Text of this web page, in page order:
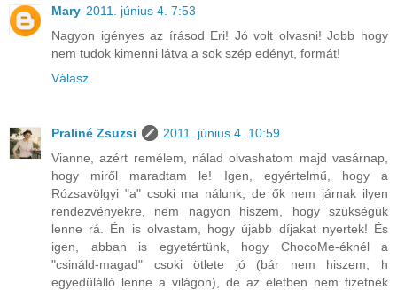
Mary 2011. június 4. 7:53
Nagyon igényes az írásod Eri! Jó volt olvasni! Jobb hogy
nem tudok kimenni látva a sok szép edényt, formát!
Válasz
Praliné Zsuzsi
2011. június 4. 10:59
Vianne, azért remélem, nálad olvashatom majd vasárnap,
hogy miről maradtam le! Igen, egyértelmű, hogy a
Rózsavölgyi "a" csoki ma nálunk, de ők nem járnak ilyen
rendezvényekre, nem nagyon hiszem, hogy szükségük
lenne rá. Én is olvastam, hogy újabb díjakat nyertek! És
igen, abban is egyetértünk, hogy ChocoMe-éknél a
"csináld-magad" csoki ötlete jó (bár nem hiszem, h
egyedülálló lenne a világon), de az életben nem fizetnék